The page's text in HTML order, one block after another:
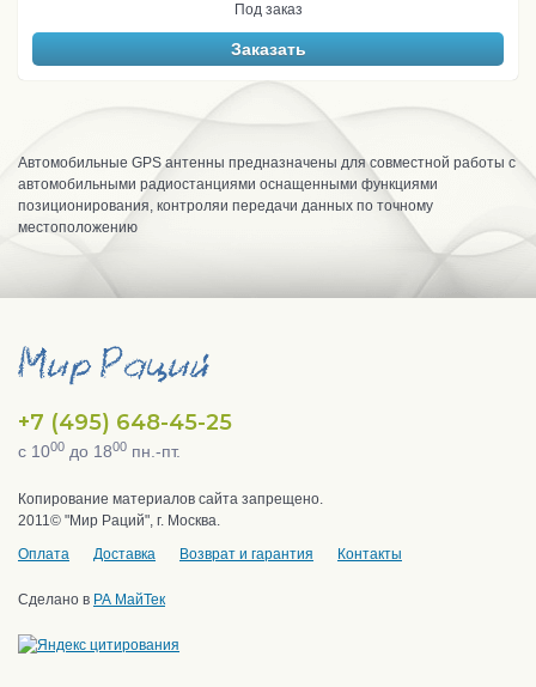
Под заказ
Заказать
Автомобильные GPS антенны предназначены для совместной работы с
автомобильными радиостанциями оснащенными функциями
позиционирования, контроляи передачи данных по точному
местоположению
+7 (495) 648-45-25
с 1000 до 1800 пн.-пт.
Копирование материалов сайта запрещено.
2011© "Мир Раций", г. Москва.
Оплата
Доставка Возврат и гарантия Контакты
Сделано в РА МайТек